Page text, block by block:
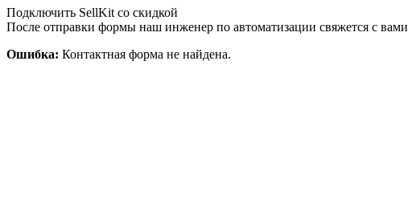
Подключить SellKit со скидкой
После отправки формы наш инженер по автоматизации свяжется с вами
Ошибка: Контактная форма не найдена.